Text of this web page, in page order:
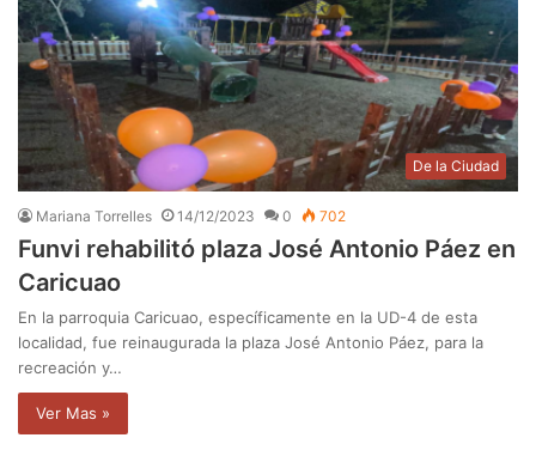
De la Ciudad
Mariana Torrelles 14/12/2023 0 702
Funvi rehabilitó plaza José Antonio Páez en
Caricuao
En la parroquia Caricuao, específicamente en la UD-4 de esta
localidad, fue reinaugurada la plaza José Antonio Páez, para la
recreación y…
Ver Mas »